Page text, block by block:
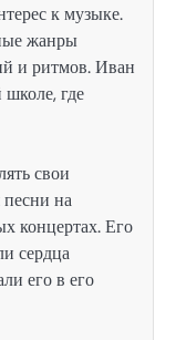
к музыке.
жанры
и ритмов. Иван
где
свои
на
концертах. Его
сердца
его в его